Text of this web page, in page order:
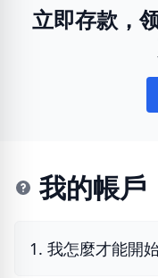
立即存款，
我的帳戶
1. 我怎麼才能開